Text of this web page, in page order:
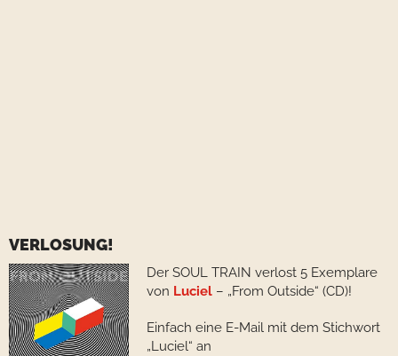
VERLOSUNG!
Der SOUL TRAIN verlost 5 Exemplare
von Luciel – „From Outside“ (CD)!
Einfach eine E-Mail mit dem Stichwort
„Luciel“ an